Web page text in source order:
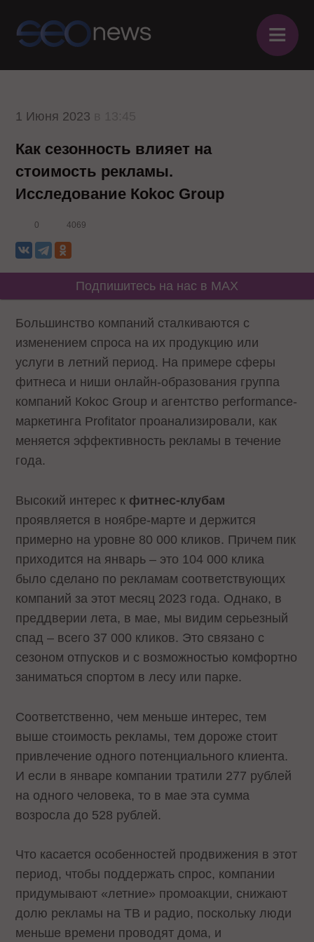
≡
1 Июня 2023
Как сезонность влияет на
стоимость рекламы.
Исследование Коkос Group
0 4069
Подпишитесь на нас в MAX
Большинство компаний сталкиваются с
изменением спроса на их продукцию или
услуги в летний период. На примере сферы
фитнеса и ниши онлайн-образования группа
компаний Коkос Group и агентство performance-
маркетинга Profitator проанализировали, как
меняется эффективность рекламы в течение
года.
Высокий интерес к фитнес-клубам
проявляется в ноябре-марте и держится
примерно на уровне 80 000 кликов. Причем пик
приходится на январь – это 104 000 клика
было сделано по рекламам соответствующих
компаний за этот месяц 2023 года. Однако, в
преддверии лета, в мае, мы видим серьезный
спад – всего 37 000 кликов. Это связано с
сезоном отпусков и с возможностью комфортно
заниматься спортом в лесу или парке.
Соответственно, чем меньше интерес, тем
выше стоимость рекламы, тем дороже стоит
привлечение одного потенциального клиента.
И если в январе компании тратили 277 рублей
на одного человека, то в мае эта сумма
возросла до 528 рублей.
Что касается особенностей продвижения в этот
период, чтобы поддержать спрос, компании
придумывают «летние» промоакции, снижают
долю рекламы на ТВ и радио, поскольку люди
меньше времени проводят дома, и